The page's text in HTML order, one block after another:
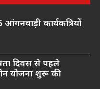
कार्यकत्रियों
दिवस से पहले
योजना शुरू की